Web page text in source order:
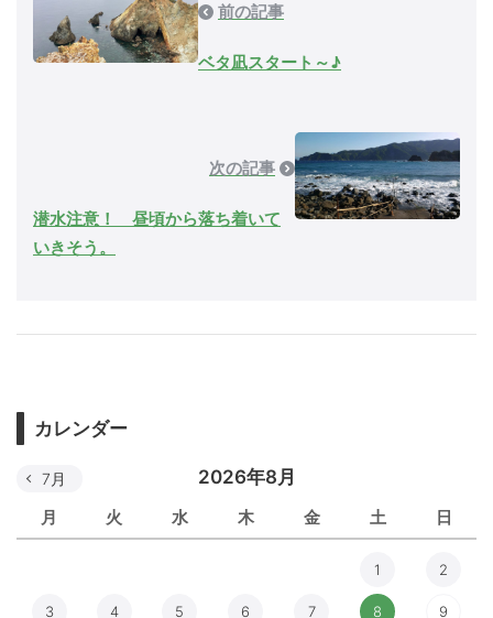
前の記事
ベタ凪スタート～♪
次の記事
潜水注意！ 昼頃から落ち着いて
いきそう。
カレンダー
2026年8月
月 火 水 木 金 土 日
7月
1 2
3 4 5 6 7 8 9